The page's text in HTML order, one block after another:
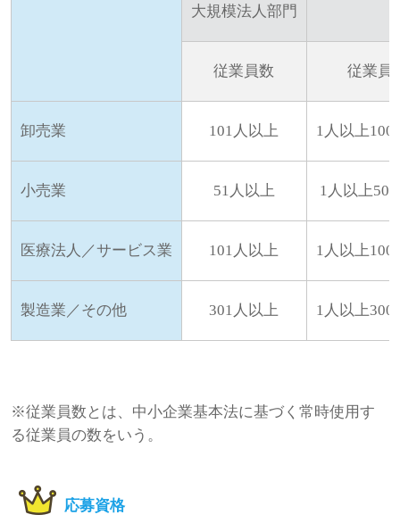
大規模法人部門
従業員数 従業員
卸売業 101人以上 1人以上100
小売業 51人以上 1人以上50
医療法人／サービス業 101人以上 1人以上100
製造業／その他 301人以上 1人以上300
※従業員数とは、中小企業基本法に基づく常時使用す
る従業員の数をいう。
応募資格